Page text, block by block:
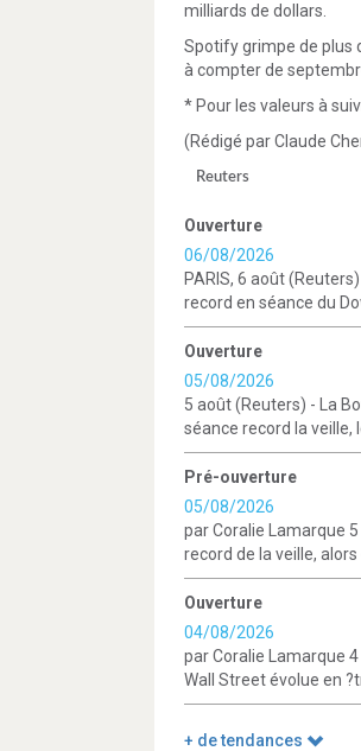
milliards de dollars.
Spotify grimpe de plus
à compter de
* Pour les valeurs à
(Rédigé par Claude
Reuters
Ouverture
06/08/2026
PARIS, 6 août
record en séance du
Ouverture
05/08/2026
5 août (Reuters) - La
séance record la veille,
Pré-ouverture
05/08/2026
par Coralie Lamarque
record de la veille,
Ouverture
04/08/2026
par Coralie Lamarque
Wall Street évolue en
+ de tendances